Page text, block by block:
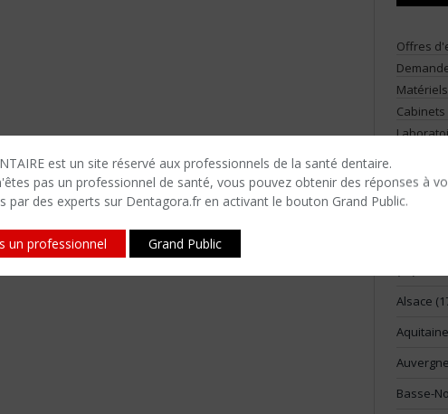
est un site réservé aux professionnels de la santé dentaire.
pas un professionnel de santé, vous pouvez obtenir des réponses à
par des experts sur Dentagora.fr en activant le bouton Grand Public.
un professionnel Grand Public
Offres
Alsace
Basse-